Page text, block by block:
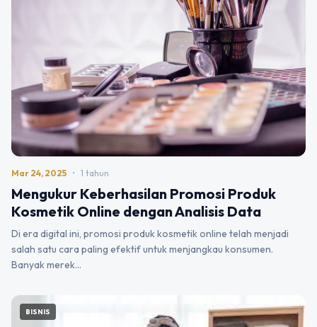
Mar 24, 2025 • 1 tahun
Mengukur Keberhasilan Promosi Produk
Kosmetik Online dengan Analisis Data
Di era digital ini, promosi produk kosmetik online telah menjadi
salah satu cara paling efektif untuk menjangkau konsumen.
Banyak merek…
BISNIS